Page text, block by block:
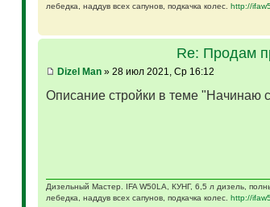
лебедка, наддув всех сапунов, подкачка колес. http://
Re: Продам
Dizel Man» 28 июл 2021, Ср 16:12
Описание стройки в теме "Начинаю
Дизельный Мастер. IFA W50LA, КУНГ, 6,5 л дизель,
лебедка, наддув всех сапунов, подкачка колес. http://